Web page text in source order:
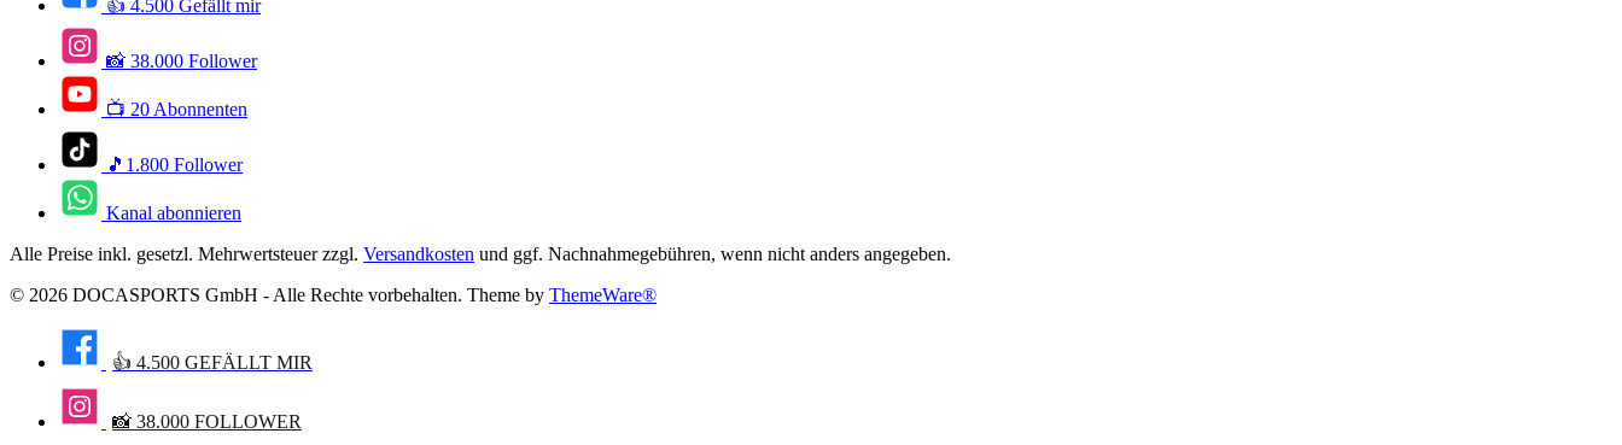
👍 4.500 Gefällt mir
📸 38.000 Follower
📺 20 Abonnenten
🎵1.800 Follower
Kanal abonnieren
Alle Preise inkl. gesetzl. Mehrwertsteuer zzgl. Versandkosten und ggf. Nachnahmegebühren, wenn nicht anders angegeben.
© 2026 DOCASPORTS GmbH - Alle Rechte vorbehalten. Theme by ThemeWare®
👍 4.500 GEFÄLLT MIR
📸 38.000 FOLLOWER